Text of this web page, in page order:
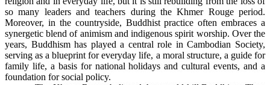
so many leaders and teachers during the Khmer Rouge period.
Moreover, in the countryside, Buddhist practice often embraces a
synergetic blend of animism and indigenous spirit worship. Over the
years, Buddhism has played a central role in Cambodian Society,
serving as a blueprint for everyday life, a moral structure, a guide for
family life, a basis for national holidays and cultural events, and a
foundation for social policy.